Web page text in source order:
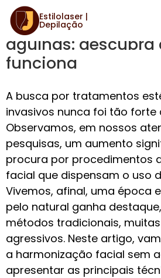
Estilolaser |
Depilação
Harmonização
agulhas: descubra
funciona
A busca por tratamentos
invasivos nunca foi tão forte
Observamos, em nossos
pesquisas, um aumento
procura por procedimentos
facial que dispensam o uso
Vivemos, afinal, uma época
pelo natural ganha
métodos tradicionais,
agressivos. Neste artigo,
a harmonização facial sem
apresentar as principais